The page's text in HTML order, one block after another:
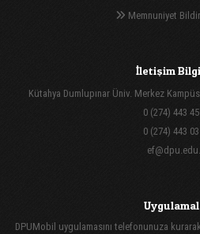
Memnuniyet
İletişim
Kütahya Dumlupınar Üniv. Merkez
0 (274) 443
0 (274) 443 03
DPUMobil uygulamasını telefonunuza